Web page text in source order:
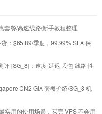
套餐/高速线路/新手教程整理
：$65.89/季度，99.99% SLA 保
[SG_8]：速度 延迟 丢包 线路 性
CN2 GIA 套餐介绍/SG_8 机
实用的使用场景，买完 VPS 不会用